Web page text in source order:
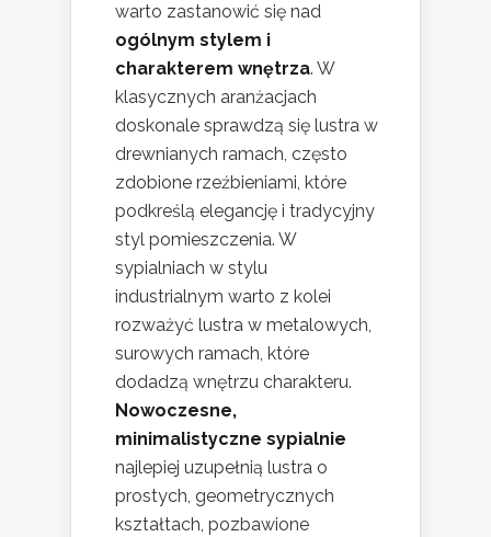
warto zastanowić się nad
ogólnym stylem i
charakterem wnętrza. W
klasycznych aranżacjach
doskonale sprawdzą się lustra w
drewnianych ramach, często
zdobione rzeźbieniami, które
podkreślą elegancję i tradycyjny
styl pomieszczenia. W
sypialniach w stylu
industrialnym warto z kolei
rozważyć lustra w metalowych,
surowych ramach, które
dodadzą wnętrzu charakteru.
Nowoczesne,
minimalistyczne sypialnie
najlepiej uzupełnią lustra o
prostych, geometrycznych
kształtach, pozbawione